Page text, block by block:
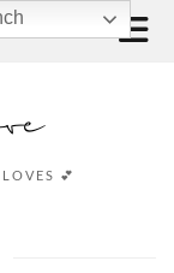
💕